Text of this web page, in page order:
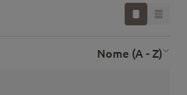
Nome (A - Z)